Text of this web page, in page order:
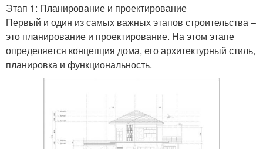
Этап 1: Планирование и проектирование
Первый и один из самых важных этапов строительства –
это планирование и проектирование. На этом этапе
определяется концепция дома, его архитектурный стиль,
планировка и функциональность.